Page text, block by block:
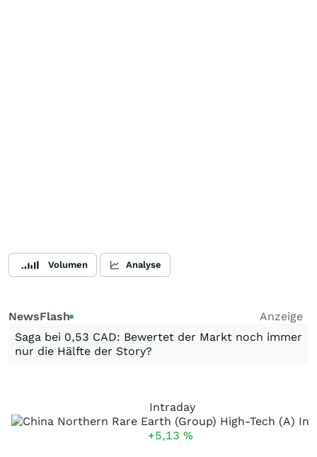
Volumen Analyse
NewsFlash
Anzeige
Saga bei 0,53 CAD: Bewertet der Markt noch immer
nur die Hälfte der Story?
Intraday
+5,13 %